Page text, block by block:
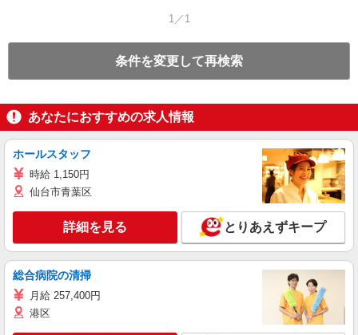
1／1
条件を変更して再検索
あなたにおすすめの求人情報
ホールスタッフ
時給 1,150円
仙台市青葉区
詳細を見る とりあえずキープ
総合病院の清掃
月給 257,400円
港区